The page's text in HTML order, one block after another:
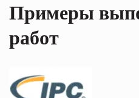
Примеры
работ